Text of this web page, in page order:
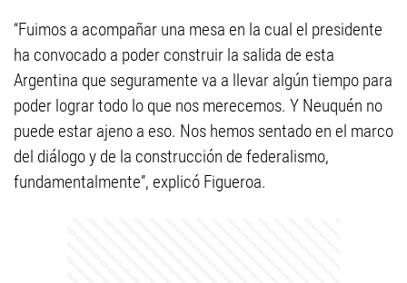
“Fuimos a acompañar una mesa en la cual el presidente
ha convocado a poder construir la salida de esta
Argentina que seguramente va a llevar algún tiempo para
poder lograr todo lo que nos merecemos. Y Neuquén no
puede estar ajeno a eso. Nos hemos sentado en el marco
del diálogo y de la construcción de federalismo,
fundamentalmente”, explicó Figueroa.